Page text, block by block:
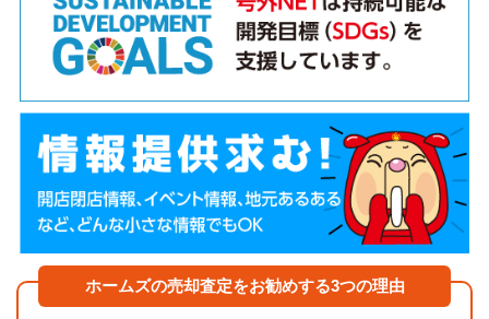
ホームズの売却査定をお勧めする3つの理由